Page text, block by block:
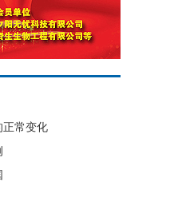
正常变化